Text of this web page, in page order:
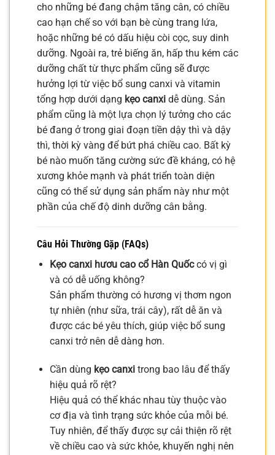
cho những bé đang chậm tăng cân, có chiều
cao hạn chế so với bạn bè cùng trang lứa,
hoặc những bé có dấu hiệu còi cọc, suy dinh
dưỡng. Ngoài ra, trẻ biếng ăn, hấp thu kém các
dưỡng chất từ thực phẩm cũng sẽ được
hưởng lợi từ việc bổ sung canxi và vitamin
tổng hợp dưới dạng kẹo canxi dễ dùng. Sản
phẩm cũng là một lựa chọn lý tưởng cho các
bé đang ở trong giai đoạn tiền dậy thì và dậy
thì, thời kỳ vàng để bứt phá chiều cao. Bất kỳ
bé nào muốn tăng cường sức đề kháng, có hệ
xương khỏe mạnh và phát triển toàn diện
cũng có thể sử dụng sản phẩm này như một
phần của chế độ dinh dưỡng cân bằng.
Câu Hỏi Thường Gặp (FAQs)
Kẹo canxi hươu cao cổ Hàn Quốccó vị gì
và có dễ uống không?
Sản phẩm thường có hương vị thơm ngon
tự nhiên (như sữa, trái cây), rất dễ ăn và
được các bé yêu thích, giúp việc bổ sung
canxi trở nên dễ dàng hơn.
Cần dùng kẹo canxitrong bao lâu để thấy
hiệu quả rõ rệt?
Hiệu quả có thể khác nhau tùy thuộc vào
cơ địa và tình trạng sức khỏe của mỗi bé.
Tuy nhiên, để thấy được sự cải thiện rõ rệt
về chiều cao và sức khỏe, khuyến nghị nên